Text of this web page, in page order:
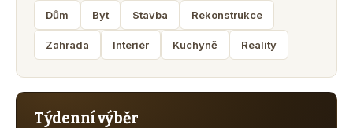
Dům Byt Stavba Rekonstrukce
Zahrada Interiér Kuchyně Reality
Týdenní výběr